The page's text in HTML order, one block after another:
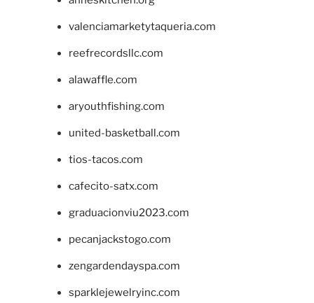
valenciamarketytaqueria.com
reefrecordsllc.com
alawaffle.com
aryouthfishing.com
united-basketball.com
tios-tacos.com
cafecito-satx.com
graduacionviu2023.com
pecanjackstogo.com
zengardendayspa.com
sparklejewelryinc.com